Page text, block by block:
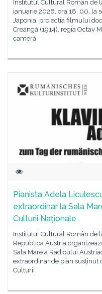
Institutul Cultural Român de
ianuarie 2026, ora 18. 00, la
Japonia, proiecția filmului
Creangă (1914), regia Octav
cameră
Pianista Adela
extraordinar la Sala
Culturii Naționale
Institutul Cultural Român de
Republica Austria
Sala Mare a Radioului
extraordinar de pian susținut
Culturii